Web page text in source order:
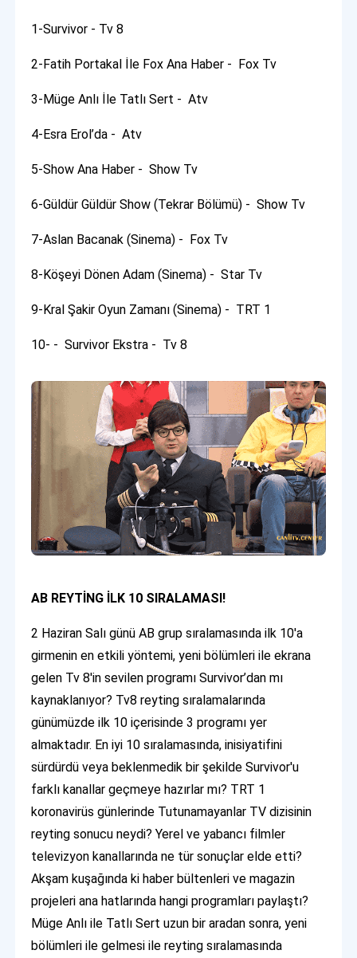
1-Survivor - Tv 8
2-Fatih Portakal İle Fox Ana Haber - Fox Tv
3-Müge Anlı İle Tatlı Sert - Atv
4-Esra Erol’da - Atv
5-Show Ana Haber - Show Tv
6-Güldür Güldür Show (Tekrar Bölümü) - Show Tv
7-Aslan Bacanak (Sinema) - Fox Tv
8-Köşeyi Dönen Adam (Sinema) - Star Tv
9-Kral Şakir Oyun Zamanı (Sinema) - TRT 1
10- - Survivor Ekstra - Tv 8
AB REYTİNG İLK 10 SIRALAMASI!
2 Haziran Salı günü AB grup sıralamasında ilk 10'a
girmenin en etkili yöntemi, yeni bölümleri ile ekrana
gelen Tv 8'in sevilen programı Survivor’dan mı
kaynaklanıyor? Tv8 reyting sıralamalarında
günümüzde ilk 10 içerisinde 3 programı yer
almaktadır. En iyi 10 sıralamasında, inisiyatifini
sürdürdü veya beklenmedik bir şekilde Survivor'u
farklı kanallar geçmeye hazırlar mı? TRT 1
koronavirüs günlerinde Tutunamayanlar TV dizisinin
reyting sonucu neydi? Yerel ve yabancı filmler
televizyon kanallarında ne tür sonuçlar elde etti?
Akşam kuşağında ki haber bültenleri ve magazin
projeleri ana hatlarında hangi programları paylaştı?
Müge Anlı ile Tatlı Sert uzun bir aradan sonra, yeni
bölümleri ile gelmesi ile reyting sıralamasında